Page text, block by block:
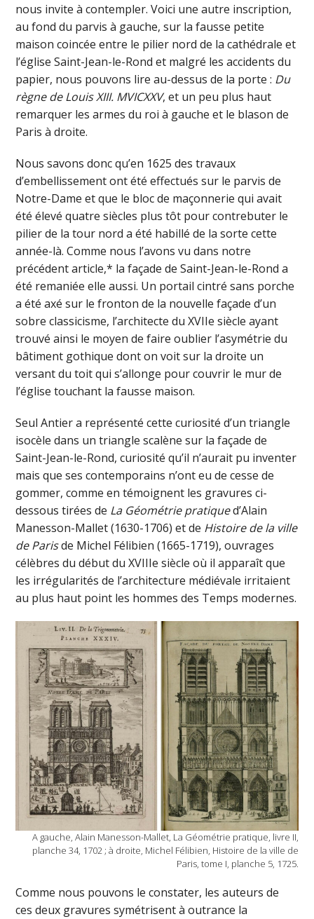
nous invite à contempler. Voici une autre inscription,
au fond du parvis à gauche, sur la fausse petite
maison coincée entre le pilier nord de la cathédrale et
l’église Saint-Jean-le-Rond et malgré les accidents du
papier, nous pouvons lire au-dessus de la porte : Du
règne de Louis XIII. MVICXXV, et un peu plus haut
remarquer les armes du roi à gauche et le blason de
Paris à droite.
Nous savons donc qu’en 1625 des travaux
d’embellissement ont été effectués sur le parvis de
Notre-Dame et que le bloc de maçonnerie qui avait
été élevé quatre siècles plus tôt pour contrebuter le
pilier de la tour nord a été habillé de la sorte cette
année-là. Comme nous l’avons vu dans notre
précédent article,* la façade de Saint-Jean-le-Rond a
été remaniée elle aussi. Un portail cintré sans porche
a été axé sur le fronton de la nouvelle façade d’un
sobre classicisme, l’architecte du XVIIe siècle ayant
trouvé ainsi le moyen de faire oublier l’asymétrie du
bâtiment gothique dont on voit sur la droite un
versant du toit qui s’allonge pour couvrir le mur de
l’église touchant la fausse maison.
Seul Antier a représenté cette curiosité d’un triangle
isocèle dans un triangle scalène sur la façade de
Saint-Jean-le-Rond, curiosité qu’il n’aurait pu inventer
mais que ses contemporains n’ont eu de cesse de
gommer, comme en témoignent les gravures ci-
dessous tirées de La Géométrie pratiqued’Alain
Manesson-Mallet (1630-1706) et de Histoire de la ville
de Parisde Michel Félibien (1665-1719), ouvrages
célèbres du début du XVIIIe siècle où il apparaît que
les irrégularités de l’architecture médiévale irritaient
au plus haut point les hommes des Temps modernes.
A gauche, Alain Manesson-Mallet, La Géométrie pratique, livre II,
planche 34, 1702 ; à droite, Michel Félibien, Histoire de la ville de
Paris, tome I, planche 5, 1725.
Comme nous pouvons le constater, les auteurs de
ces deux gravures symétrisent à outrance la